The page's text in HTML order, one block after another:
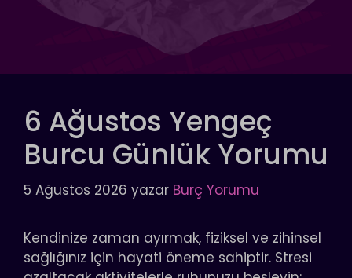
6 Ağustos Yengeç
Burcu Günlük Yorumu
5 Ağustos 2026 yazar Burç Yorumu
Kendinize zaman ayırmak, fiziksel ve zihinsel
sağlığınız için hayati öneme sahiptir. Stresi